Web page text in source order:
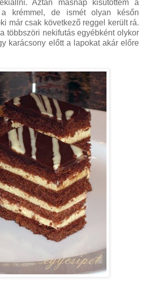
Aztán másnap kisütöttem a
a krémmel, de ismét olyan későn
már csak következő reggel került rá.
többszöri nekifutás egyébként olykor
karácsony előtt a lapokat akár előre